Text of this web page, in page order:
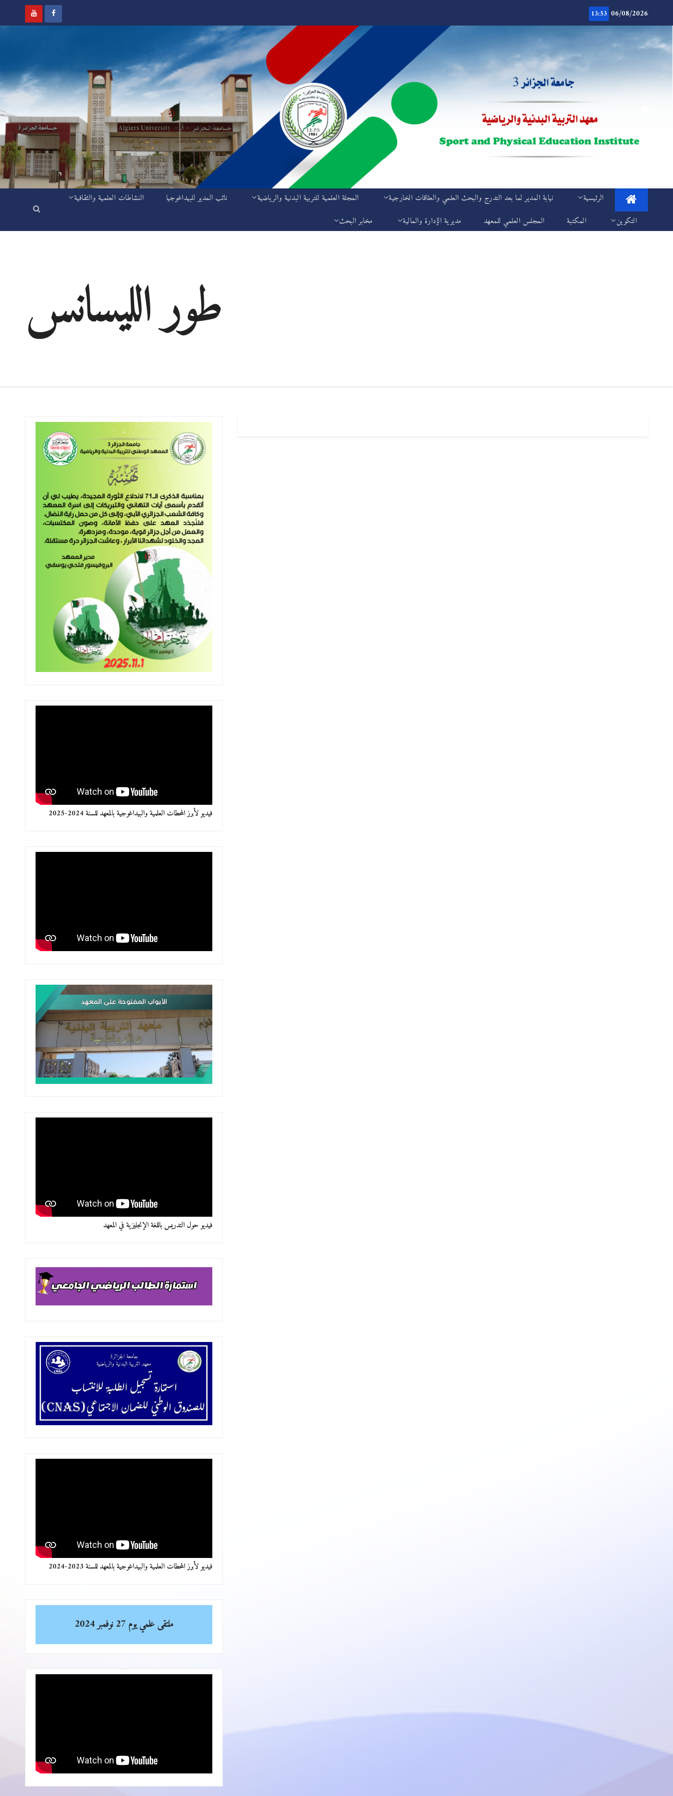
content
06/08/2026
13:53
.
الرئيسية نيابة المدير لما بعد التدرج والبحث العلمي والعلاقات الخارجية المجلة العلمية للتربية البدنية والرياضية نائب المدير للبيداغوجيا
النشاطات العلمية والثقافية
التكوين
المكتبة المجلس العلمي للمعهد مديرية الإدارة والمالية مخابر البحث
طور الليسانس
فيديو لأبرز المحطات العلمية والبيداغوجية بالمعهد للسنة 2024-2025
فيديو حول التدريس باللغة الإنجليزية في المعهد
فيديو لأبرز المحطات العلمية والبيداغوجية بالمعهد للسنة 2023-2024
ملتقى علمييوم 27 نوفمبر 2024